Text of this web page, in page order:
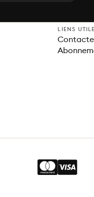
LIENS